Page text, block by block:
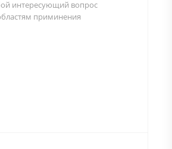
интересующий вопрос
приминения